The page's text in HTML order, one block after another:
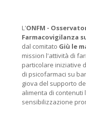
L'ONFM -
Farmacovigilanza
dal comitato Giù le
mission l'attività di
particolare iniziative
di psicofarmaci su
giova del supporto
alimenta di contenuti
sensibilizzazione